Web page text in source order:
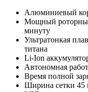
Алюминиевый
Мощный
минуту
Ультратонкая
титана
Li-Ion
Автономная
Время полной
Ширина сетки 45